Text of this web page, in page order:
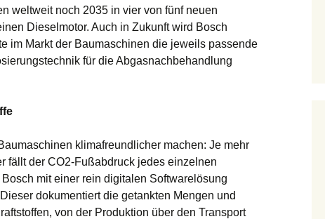
weltweit noch 2035 in vier von fünf neuen
Dieselmotor. Auch in Zukunft wird Bosch
im Markt der Baumaschinen die jeweils passende
für die Abgasnachbehandlung
klimafreundlicher machen: Je mehr
fällt der CO2-Fußabdruck jedes einzelnen
mit einer rein digitalen Softwarelösung
dokumentiert die getankten Mengen und
von der Produktion über den Transport